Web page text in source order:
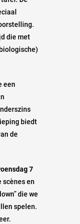
die met
een
biedt
de
7
scènes en
die we
spelen.